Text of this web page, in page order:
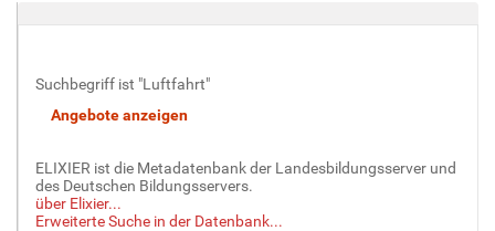
Suchbegriff ist "Luftfahrt"
ELIXIER ist die Metadatenbank der Landesbildungsserver und
des Deutschen Bildungsservers.
über Elixier...
Erweiterte Suche in der Datenbank...